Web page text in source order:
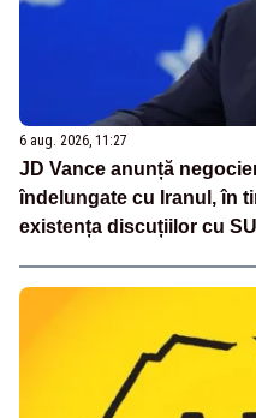
6 aug. 2026, 11:27
JD Vance anunță
îndelungate cu Iranul, în
existența discuțiilor cu